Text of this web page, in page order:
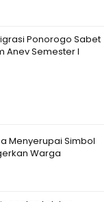
Ponorogo Sabet
Anev Semester I
Menyerupai Simbol
Warga